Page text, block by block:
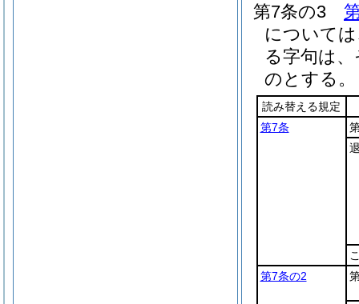
第7条の3
について
る字句は
のとする。
読み替える規定
第7条
第7条の2